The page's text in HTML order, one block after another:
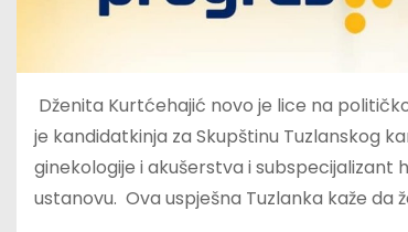
Dženita Kurtćehajić novo je lice na
je kandidatkinja za Skupštinu Tuzlanskog
ginekologije i akušerstva i
ustanovu. Ova uspješna Tuzlanka kaže da